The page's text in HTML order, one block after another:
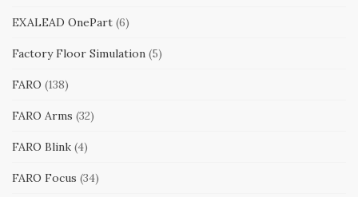
EXALEAD OnePart (6)
Factory Floor Simulation (5)
FARO (138)
FARO Arms (32)
FARO Blink (4)
FARO Focus (34)